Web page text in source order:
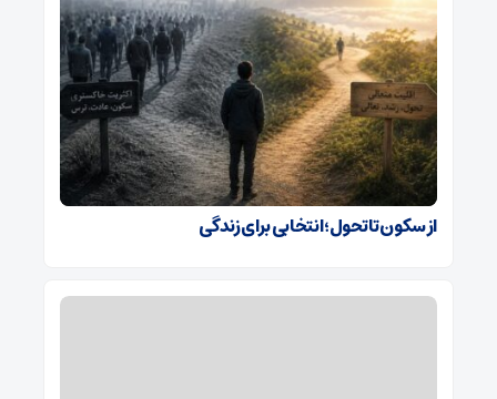
از سکون تا تحول؛ انتخابی برای زندگی